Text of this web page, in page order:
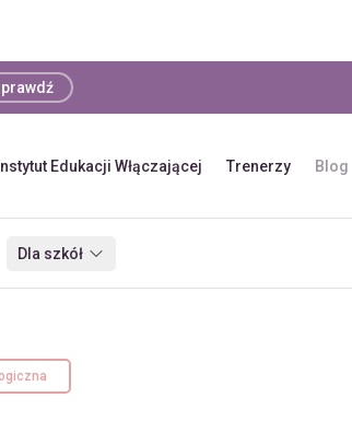
Edukacji Włączającej Trenerzy Blog
Dla szkół